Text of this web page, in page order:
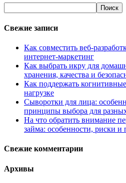
Свежие записи
Как совместить веб-
интернет-маркетинг
Как выбрать икру для
хранения, качества и
Как поддержать
нагрузке
Сыворотки для лица:
принципы выбора для
На что обратить внимание
займа: особенности, риски и
Свежие комментарии
Архивы